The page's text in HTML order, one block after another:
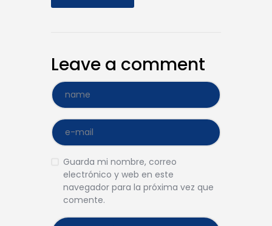
Leave a comment
Guarda mi nombre, correo
electrónico y web en este
navegador para la próxima vez que
comente.